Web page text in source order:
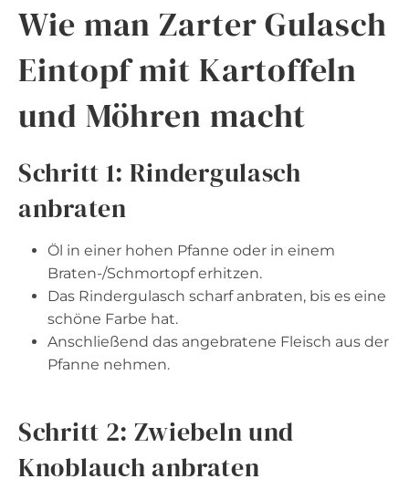
Wie man Zarter Gulasch
Eintopf mit Kartoffeln
und Möhren macht
Schritt 1: Rindergulasch
anbraten
Öl in einer hohen Pfanne oder in einem
Braten-/Schmortopf erhitzen.
Das Rindergulasch scharf anbraten, bis es eine
schöne Farbe hat.
Anschließend das angebratene Fleisch aus der
Pfanne nehmen.
Schritt 2: Zwiebeln und
Knoblauch anbraten